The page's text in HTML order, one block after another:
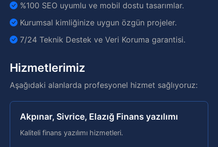
%100 SEO uyumlu ve mobil dostu tasarımlar.
Kurumsal kimliğinize uygun özgün projeler.
7/24 Teknik Destek ve Veri Koruma garantisi.
Hizmetlerimiz
Aşağıdaki alanlarda profesyonel hizmet sağlıyoruz:
Akpınar, Sivrice, Elazığ Finans yazılımı
Kaliteli finans yazılımı hizmetleri.